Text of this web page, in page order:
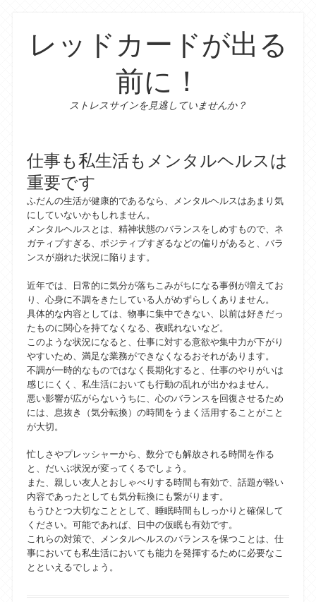
レッドカードが出る
前に！
ストレスサインを見逃していませんか？
仕事も私生活もメンタルヘルスは
重要です
ふだんの生活が健康的であるなら、メンタルヘルスはあまり気
にしていないかもしれません。
メンタルヘルスとは、精神状態のバランスをしめすもので、ネ
ガティブすぎる、ポジティブすぎるなどの偏りがあると、バラ
ンスが崩れた状況に陥ります。
近年では、日常的に気分が落ちこみがちになる事例が増えてお
り、心身に不調をきたしている人がめずらしくありません。
具体的な内容としては、物事に集中できない、以前は好きだっ
たものに関心を持てなくなる、夜眠れないなど。
このような状況になると、仕事に対する意欲や集中力が下がり
やすいため、満足な業務ができなくなるおそれがあります。
不調が一時的なものではなく長期化すると、仕事のやりがいは
感じにくく、私生活においても行動の乱れが出かねません。
悪い影響が広がらないうちに、心のバランスを回復させるため
には、息抜き（気分転換）の時間をうまく活用することがこと
が大切。
忙しさやプレッシャーから、数分でも解放される時間を作る
と、だいぶ状況が変ってくるでしょう。
また、親しい友人とおしゃべりする時間も有効で、話題が軽い
内容であったとしても気分転換にも繋がります。
もうひとつ大切なこととして、睡眠時間もしっかりと確保して
ください。可能であれば、日中の仮眠も有効です。
これらの対策で、メンタルヘルスのバランスを保つことは、仕
事においても私生活においても能力を発揮するために必要なこ
とといえるでしょう。